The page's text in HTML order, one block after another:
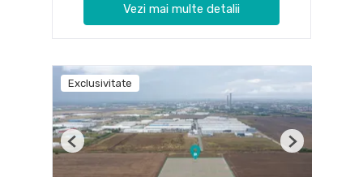
Vezi mai multe detalii
Exclusivitate
Previous Next